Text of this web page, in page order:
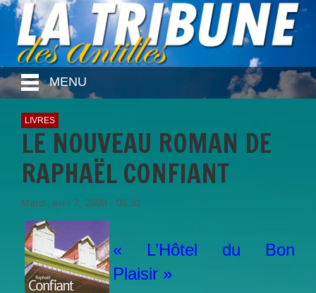
MENU
LIVRES
LE NOUVEAU ROMAN DE
RAPHAËL CONFIANT
Mardi, avril 7, 2009 - 05:31
« L’Hôtel du Bon
Plaisir »